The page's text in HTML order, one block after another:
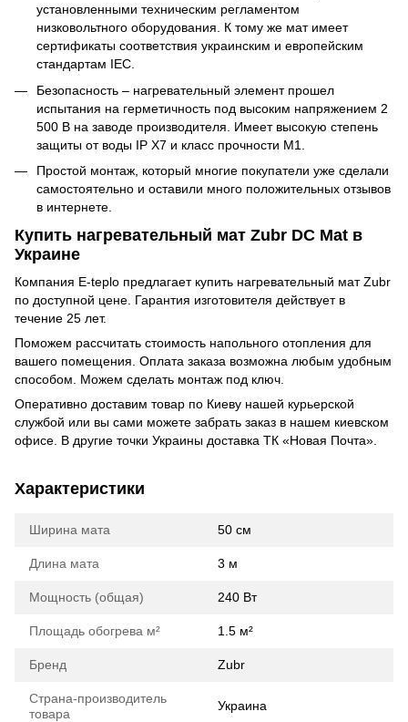
установленными техническим регламентом
низковольтного оборудования. К тому же мат имеет
сертификаты соответствия украинским и европейским
стандартам IEC.
Безопасность – нагревательный элемент прошел
испытания на герметичность под высоким напряжением 2
500 В на заводе производителя. Имеет высокую степень
защиты от воды IP X7 и класс прочности М1.
Простой монтаж, который многие покупатели уже сделали
самостоятельно и оставили много положительных отзывов
в интернете.
Купить нагревательный мат Zubr DC Mat в
Украине
Компания E-teplo предлагает купить нагревательный мат Zubr
по доступной цене. Гарантия изготовителя действует в
течение 25 лет.
Поможем рассчитать стоимость напольного отопления для
вашего помещения. Оплата заказа возможна любым удобным
способом. Можем сделать монтаж под ключ.
Оперативно доставим товар по Киеву нашей курьерской
службой или вы сами можете забрать заказ в нашем киевском
офисе. В другие точки Украины доставка ТК «Новая Почта».
Характеристики
Ширина мата 50 cм
Длина мата 3 м
Мощность (общая) 240 Вт
Площадь обогрева м² 1.5 м²
Бренд Zubr
Страна-производитель
товара
Украина